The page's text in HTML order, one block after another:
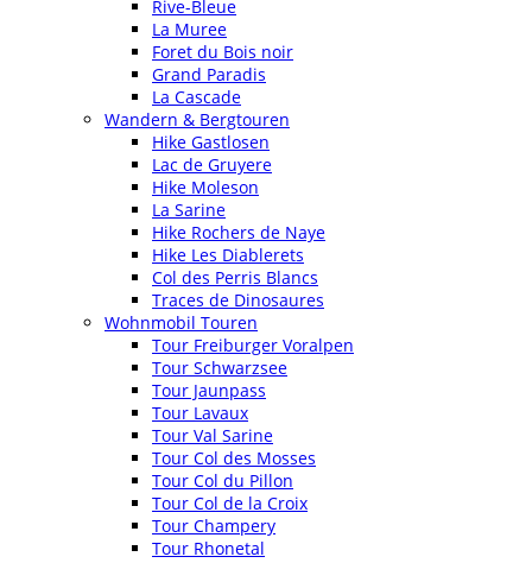
Rive-Bleue
La Muree
Foret du Bois noir
Grand Paradis
La Cascade
Wandern & Bergtouren
Hike Gastlosen
Lac de Gruyere
Hike Moleson
La Sarine
Hike Rochers de Naye
Hike Les Diablerets
Col des Perris Blancs
Traces de Dinosaures
Wohnmobil Touren
Tour Freiburger Voralpen
Tour Schwarzsee
Tour Jaunpass
Tour Lavaux
Tour Val Sarine
Tour Col des Mosses
Tour Col du Pillon
Tour Col de la Croix
Tour Champery
Tour Rhonetal